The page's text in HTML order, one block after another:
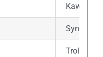
Kawat ini
Synergic
Trolley